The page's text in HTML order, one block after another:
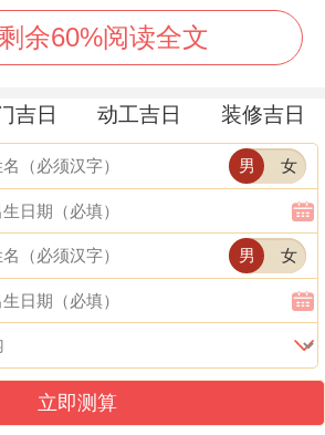
求嗣、开光、解除、出火、
床、装修等。标记百无禁
然冲兔煞东.4月20日（丙午
）.
立券、挂匾、祭祀、开光、
床、解除、装修等。此日利
马煞南。4月22日（丙午年
。
纳采，订婚、结婚，开市、
匾，开光、出行，解除、安
余60%阅读全文
吉日 动工吉日 装修吉日
男 女
男 女
立即测算